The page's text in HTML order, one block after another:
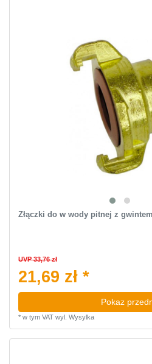
Złączki do w wody pitnej z
UVP 33,76 zł
21,69 zł *
Pokaz
* w tym VATwyl. Wysylka